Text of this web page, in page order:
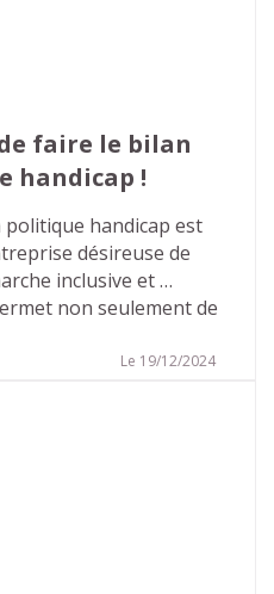
faire le bilan
handicap !
politique handicap est
désireuse de
inclusive et
non seulement de
Cet article
clés pour réaliser le
Le 19/12/2024